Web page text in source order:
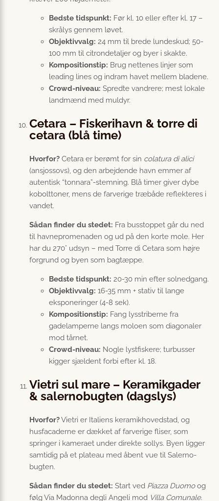
Bedste tidspunkt: Før kl. 10 eller efter kl. 17 –
skrålys gennem løvet.
Objektivvalg: 24 mm til brede lundeskud; 50-
100 mm til citrondetaljer og byer i skakte.
Kompositionstip: Brug nettenes linjer som
leading lines og indram havet mellem bladene.
Crowd-niveau: Spredte vandrere; mest lokale
landmænd med muldyr.
Cetara – Fiskerihavn & torre di
cetara (blå time)
Hvorfor? Cetara er berømt for sin colatura di alici
(ansjossovs), og den arbejdende havn emmer af
autentisk “tonnara”-stemning. Blå timer giver dybe
kobolttoner, mens de farverige træbåde reflekteres i
vandet.
Sådan finder du stedet: Fra busstoppet går du ned
til havnepromenaden og ud på den korte mole. Her
har du 270° udsyn – med Torre di Cetara som højre
forgrund og byen som bagtæppe.
Bedste tidspunkt: 20-30 min efter solnedgang.
Objektivvalg: 16-35 mm + stativ til lange
eksponeringer (4-8 sek).
Kompositionstip: Fang lysstriberne fra
gadelamperne langs moloen som diagonaler
mod tårnet.
Crowd-niveau: Nogle lystfiskere; turbusser
kigger sjældent forbi efter kl. 18.
Vietri sul mare – Keramikgader
& salernobugten (dagslys)
Hvorfor?Vietri er Italiens keramikhovedstad, og
husfacaderne er dækket af farverige fliser, som
springer i kameraet under direkte sollys. Byen ligger
samtidig på et plateau med åbent vue til Salerno-
bugten.
Sådan finder du stedet: Start ved Piazza Duomoog
følg Via Madonna degli Angeli mod Villa Comunale.